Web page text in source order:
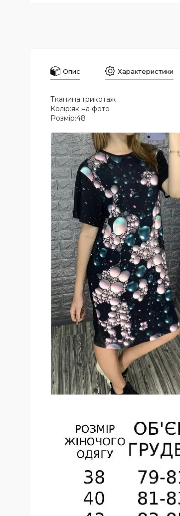
Опис Характеристики
Тканина:трикотаж
Колір:як на фото
Розмір:48